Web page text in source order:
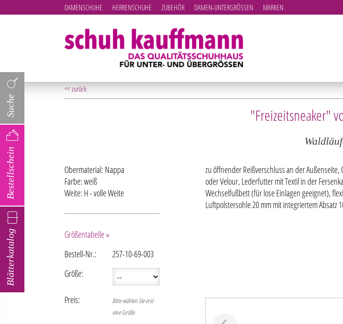
Blätterkatalog
Bestellschein
Suche
DAMENSCHUHE HERRENSCHUHE ZUBEHÖR DAMEN-UNTERGRÖSSEN
MARKEN
<< zurück
"Freizeitsneaker"
zu öffnender Reißverschluss an der
oder Velour, Lederfutter mit Textil in der
Wechselfußbett (für lose Einlagen geeignet),
Luftpolstersohle 20 mm mit integriertem Absatz
Obermaterial: Nappa
Farbe: weiß
Weite: H - volle Weite
Größentabelle »
Bestell-Nr.:
257-10-69-003
Größe:
Preis:
Bitte wählen Sie erst
eine Größe